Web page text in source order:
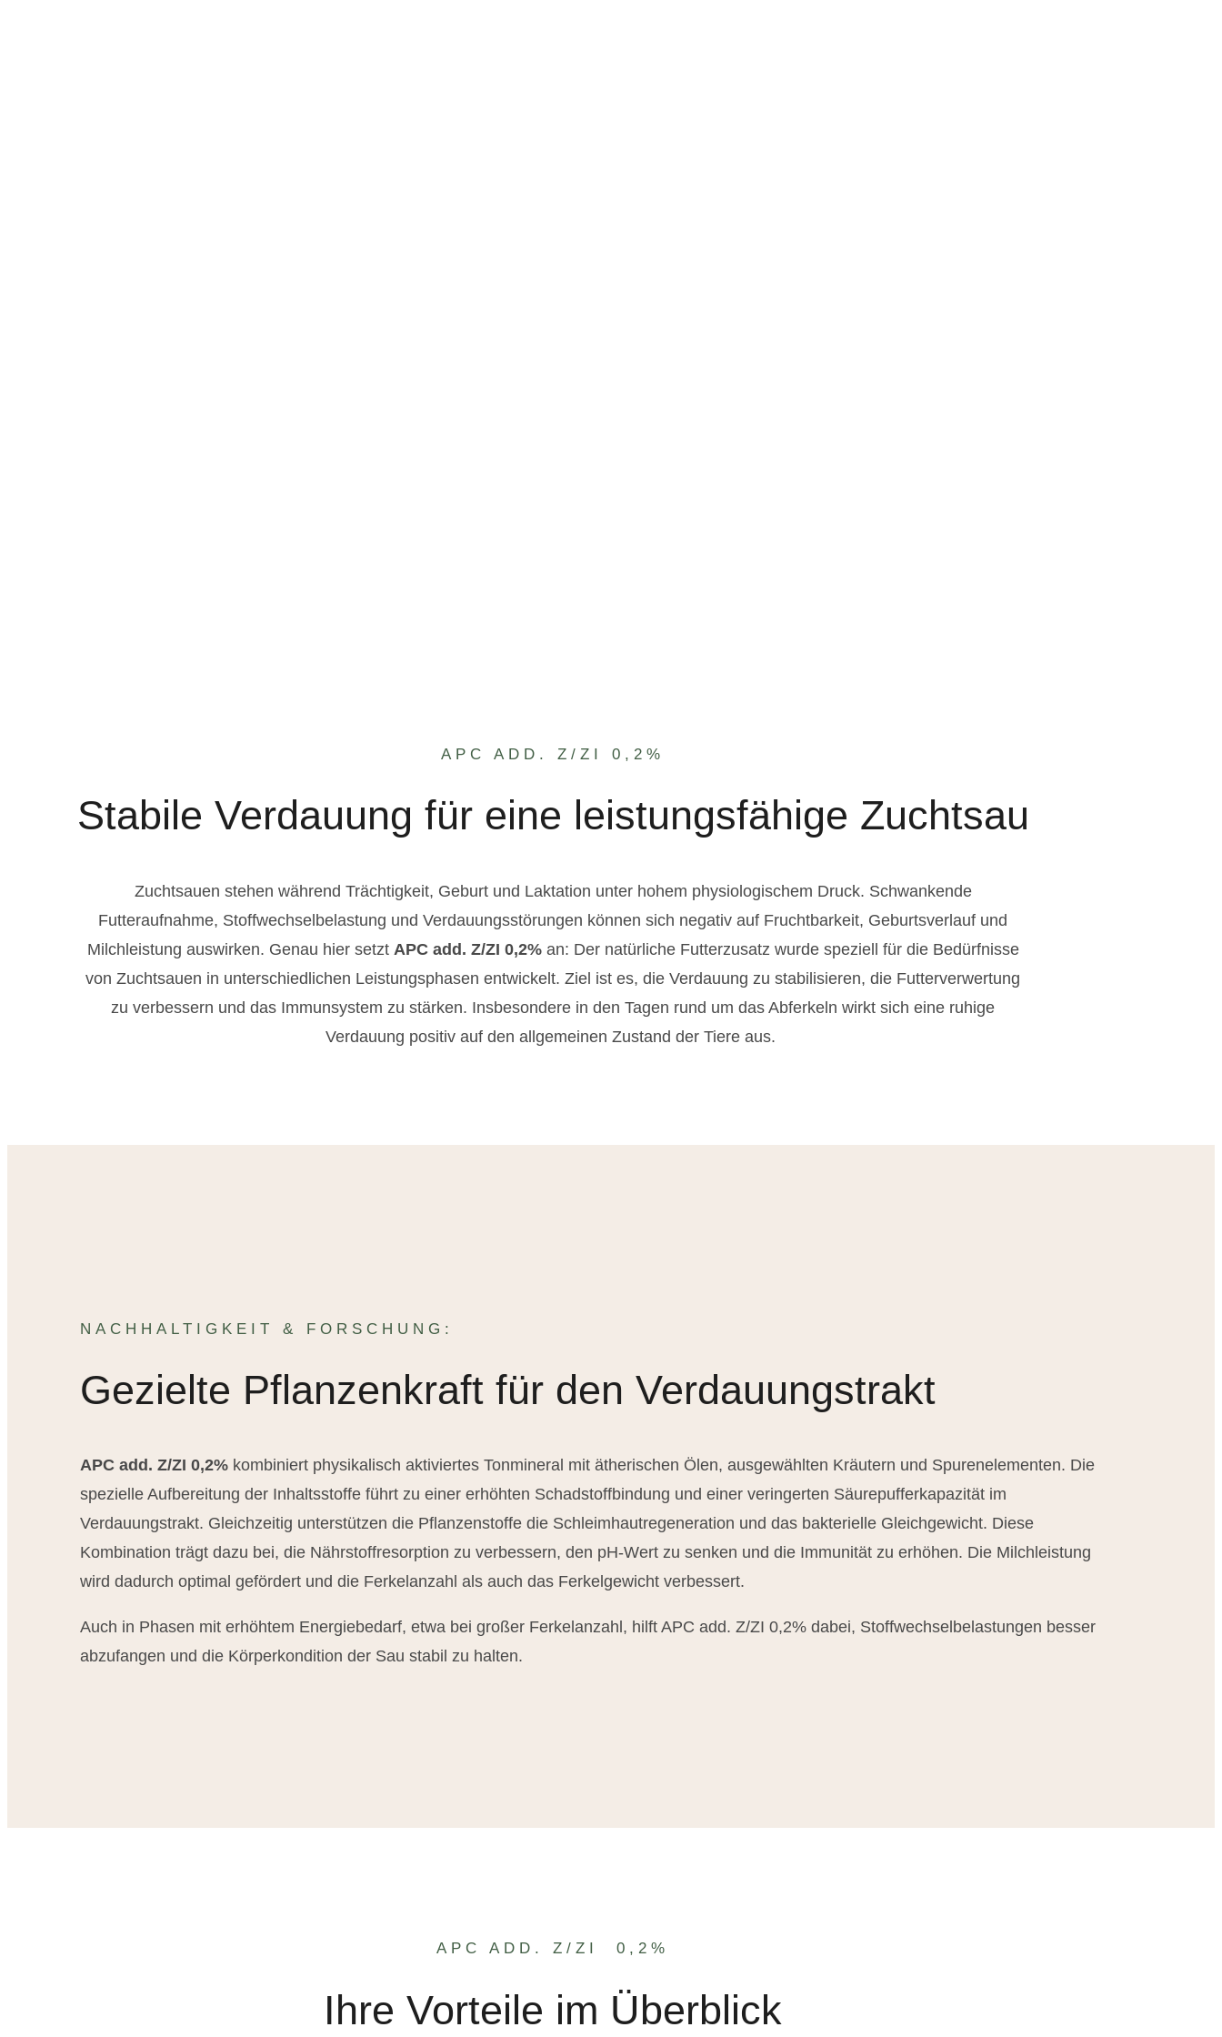
APC ADD. Z/ZI 0,2%
Stabile Verdauung für eine leistungsfähige Zuchtsau
Zuchtsauen stehen während Trächtigkeit, Geburt und Laktation unter hohem physiologischem Druck. Schwankende
Futteraufnahme, Stoffwechselbelastung und Verdauungsstörungen können sich negativ auf Fruchtbarkeit, Geburtsverlauf und
Milchleistung auswirken. Genau hier setzt APC add. Z/ZI 0,2%an: Der natürliche Futterzusatz wurde speziell für die Bedürfnisse
von Zuchtsauen in unterschiedlichen Leistungsphasen entwickelt. Ziel ist es, die Verdauung zu stabilisieren, die Futterverwertung
zu verbessern und das Immunsystem zu stärken. Insbesondere in den Tagen rund um das Abferkeln wirkt sich eine ruhige
Verdauung positiv auf den allgemeinen Zustand der Tiere aus.
NACHHALTIGKEIT & FORSCHUNG:
Gezielte Pflanzenkraft für den Verdauungstrakt
APC add. Z/ZI 0,2% kombiniert physikalisch aktiviertes Tonmineral mit ätherischen Ölen, ausgewählten Kräutern und Spurenelementen. Die
spezielle Aufbereitung der Inhaltsstoffe führt zu einer erhöhten Schadstoffbindung und einer veringerten Säurepufferkapazität im
Verdauungstrakt. Gleichzeitig unterstützen die Pflanzenstoffe die Schleimhautregeneration und das bakterielle Gleichgewicht. Diese
Kombination trägt dazu bei, die Nährstoffresorption zu verbessern, den pH-Wert zu senken und die Immunität zu erhöhen. Die Milchleistung
wird dadurch optimal gefördert und die Ferkelanzahl als auch das Ferkelgewicht verbessert.
Auch in Phasen mit erhöhtem Energiebedarf, etwa bei großer Ferkelanzahl, hilft APC add. Z/ZI 0,2% dabei, Stoffwechselbelastungen besser
abzufangen und die Körperkondition der Sau stabil zu halten.
APC ADD. Z/ZI 0,2%
Ihre Vorteile im Überblick